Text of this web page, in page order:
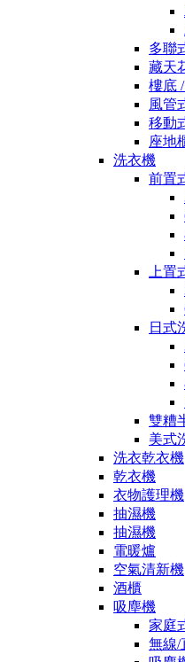
多聯
藏天
樓底
風管
移動
座地
洗衣機
前置
上置
日式
雙糟
美式
洗衣乾衣機
乾衣機
衣物護理機
抽濕機
抽濕機
電暖爐
空氣清新機
酒櫃
吸塵機
家庭
無線/